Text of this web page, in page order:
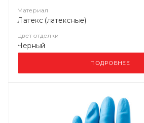
Материал
Латекс (латексные)
Цвет отделки
Черный
ПОДРОБНЕЕ